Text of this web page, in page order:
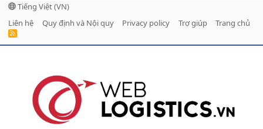
Tiếng Việt (VN)
Liên hệ
Quy định và Nội quy Privacy policy Trợ giúp Trang chủ
R